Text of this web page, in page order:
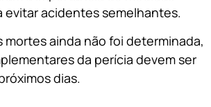
evitar acidentes semelhantes.
mortes ainda não foi determinada,
da perícia devem ser
dias.